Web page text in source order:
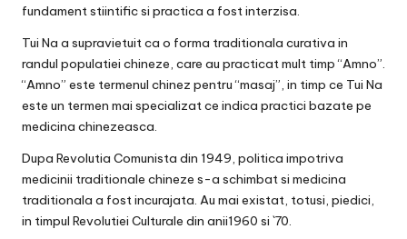
fundament stiintific si practica a fost interzisa.
Tui Na a supravietuit ca o forma traditionala curativa in
randul populatiei chineze, care au practicat mult timp “Amno”.
“Amno” este termenul chinez pentru “masaj”, in timp ce Tui Na
este un termen mai specializat ce indica practici bazate pe
medicina chinezeasca.
Dupa Revolutia Comunista din 1949, politica impotriva
medicinii traditionale chineze s-a schimbat si medicina
traditionala a fost incurajata. Au mai existat, totusi, piedici,
in timpul Revolutiei Culturale din anii1960 si `70.